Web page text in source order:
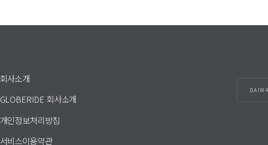
회사소개
GLOBERIDE 회사소개
개인정보처리방침
서비스이용약관